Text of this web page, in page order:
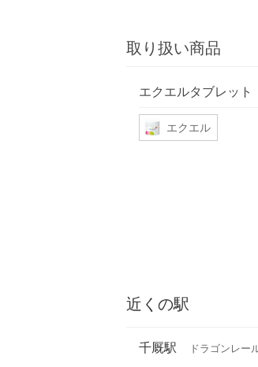
取り扱い商品
エクエルタブレット
エクエル
近くの駅
千厩駅 ドラゴンレー